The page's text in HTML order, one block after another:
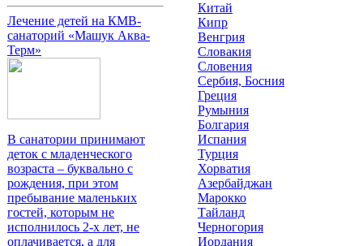
Лечение детей на КМВ-
санаторий «Машук Аква-
Терм»
В санатории принимают
деток с младенческого
возраста – буквально с
рождения, при этом
пребывание маленьких
гостей, которым не
исполнилось 2-х лет, не
оплачивается, а для
Китай
Кипр
Венгрия
Словакия
Словения
Сербия, Босния
Греция
Румыния
Болгария
Испания
Турция
Хорватия
Азербайджан
Марокко
Тайланд
Черногория
Иордания